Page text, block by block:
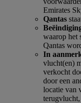
Emirates
Qantas
waarop het
Qantas
In
vlucht(en)
verkocht
door een
locatie van